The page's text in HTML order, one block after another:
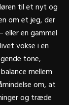
til et nyt og
omet jeg, der
en gammel
vokse i en
tone,
mellem
om, at
og træde